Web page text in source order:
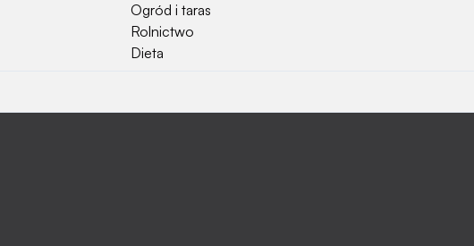
Ogród i taras
Rolnictwo
Dieta
Najchętniej czytane